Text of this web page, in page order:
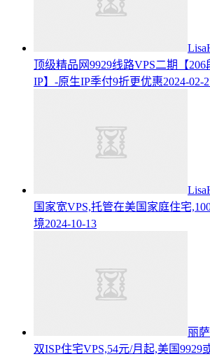
顶级精品网9929线路VPS二期【
IP】-原生IP季付9折更优惠2024-02-
国家宽VPS,托管在美国家庭住宅
境2024-10-13
丽
双ISP住宅VPS,54元/月起,美国9929